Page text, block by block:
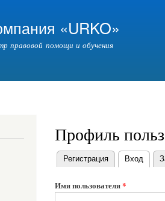
«URKO»
правовой помощи и обучения
Профиль
Главные вкладки
Регистрация Вход
Имя пользователя*